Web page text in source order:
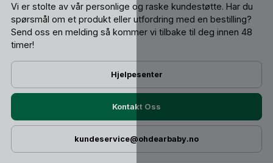
Vi er stolte av vår personlige og raske kundestøtte. Har du
spørsmål om et produkt eller utfordring med en bestilling?
Send oss ​​en melding så kommer vi tilbake til deg innen 48
timer!
Hjelpesenter
Kontakt Oss
kundeservice@ohdearbaby.no